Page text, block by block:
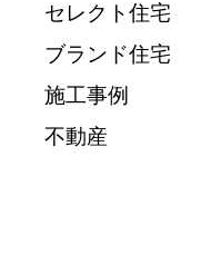
セレクト住宅
ブランド住宅
施工事例
不動産